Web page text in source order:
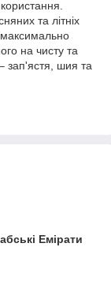
та літніх
максимально
на чисту та
зап'ястя, шия та
Емірати